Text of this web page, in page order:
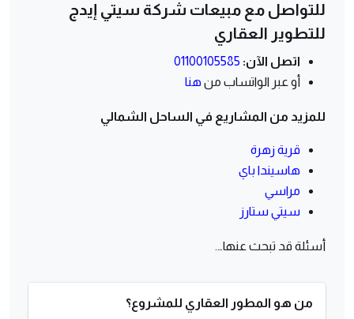
للتواصل مع مبيعات شركة سيتي إيدج
للتطوير العقاري
اتصل الآن: 01100105585
أو عبر الواتساب من هنا
للمزيد من المشاريع في الساحل الشمالي
قرية زهرة
هاسيندا باي
مراسي
سيتي ستارز
أسئلة قد تبحث عنها….
من هو المطور العقاري للمشروع؟